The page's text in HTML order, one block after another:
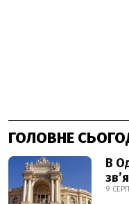
ГОЛОВНЕ
В
9